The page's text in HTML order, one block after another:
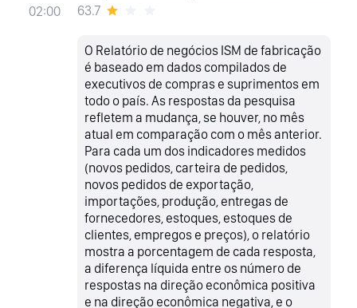
02:00 63.7
O Relatório de negócios ISM de fabricação
é baseado em dados compilados de
executivos de compras e suprimentos em
todo o país. As respostas da pesquisa
refletem a mudança, se houver, no mês
atual em comparação com o mês anterior.
Para cada um dos indicadores medidos
(novos pedidos, carteira de pedidos,
novos pedidos de exportação,
importações, produção, entregas de
fornecedores, estoques, estoques de
clientes, empregos e preços), o relatório
mostra a porcentagem de cada resposta,
a diferença líquida entre os número de
respostas na direção econômica positiva
e na direção econômica negativa, e o